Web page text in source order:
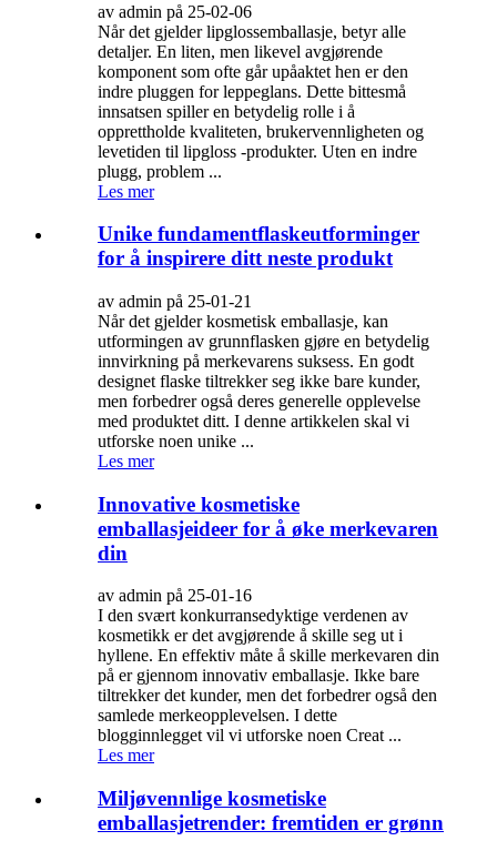
av admin på 25-02-06
Når det gjelder lipglossemballasje, betyr alle
detaljer. En liten, men likevel avgjørende
komponent som ofte går upåaktet hen er den
indre pluggen for leppeglans. Dette bittesmå
innsatsen spiller en betydelig rolle i å
opprettholde kvaliteten, brukervennligheten og
levetiden til lipgloss -produkter. Uten en indre
plugg, problem ...
Les mer
Unike fundamentflaskeutforminger
for å inspirere ditt neste produkt
av admin på 25-01-21
Når det gjelder kosmetisk emballasje, kan
utformingen av grunnflasken gjøre en betydelig
innvirkning på merkevarens suksess. En godt
designet flaske tiltrekker seg ikke bare kunder,
men forbedrer også deres generelle opplevelse
med produktet ditt. I denne artikkelen skal vi
utforske noen unike ...
Les mer
Innovative kosmetiske
emballasjeideer for å øke merkevaren
din
av admin på 25-01-16
I den svært konkurransedyktige verdenen av
kosmetikk er det avgjørende å skille seg ut i
hyllene. En effektiv måte å skille merkevaren din
på er gjennom innovativ emballasje. Ikke bare
tiltrekker det kunder, men det forbedrer også den
samlede merkeopplevelsen. I dette
blogginnlegget vil vi utforske noen Creat ...
Les mer
Miljøvennlige kosmetiske
emballasjetrender: fremtiden er grønn